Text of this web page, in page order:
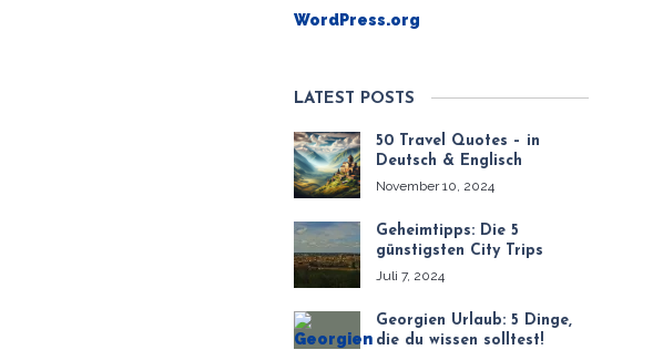
WordPress.org
LATEST POSTS
50 Travel Quotes – in
Deutsch & Englisch
November 10, 2024
Geheimtipps: Die 5
günstigsten City Trips
Juli 7, 2024
Georgien Urlaub: 5 Dinge,
die du wissen solltest!